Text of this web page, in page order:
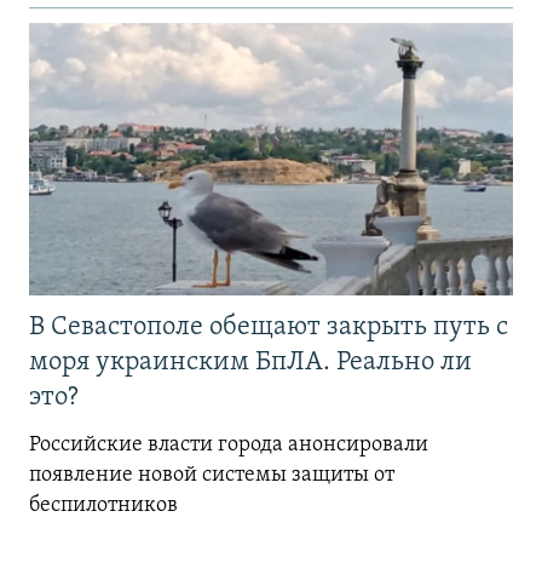
В Севастополе обещают закрыть путь с
моря украинским БпЛА. Реально ли
это?
Российские власти города анонсировали
появление новой системы защиты от
беспилотников